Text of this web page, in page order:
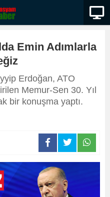
Emin Adımlarla
Erdoğan, ATO
Memur-Sen 30. Yıl
bir konuşma yaptı.